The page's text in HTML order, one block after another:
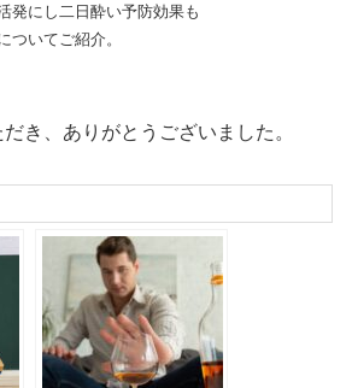
発にし二日酔い予防効果も
ついてご紹介。
き、ありがとうございました。